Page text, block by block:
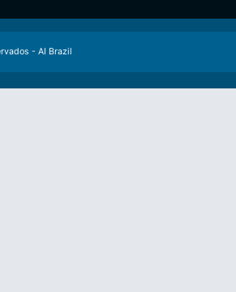
- AI Brazil